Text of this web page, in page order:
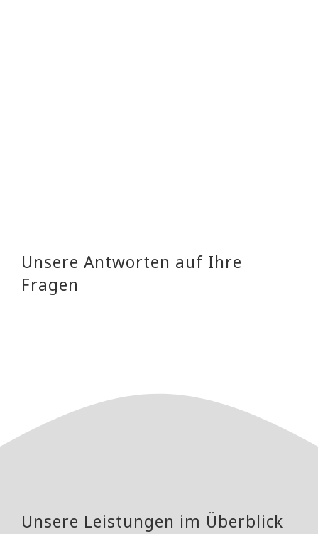
Unsere Antworten auf Ihre
Fragen
Unsere Leistungen im Überblick